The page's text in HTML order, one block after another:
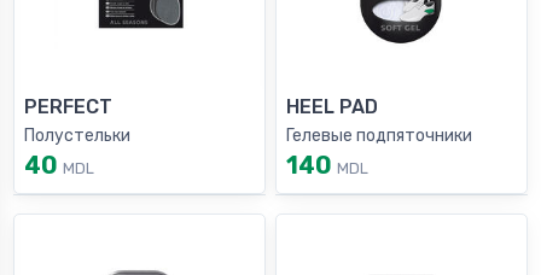
PERFECT
Полустельки
40 MDL
HEEL PAD
Гелевые подпяточники
140 MDL